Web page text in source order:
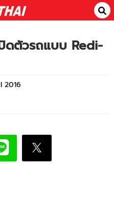
ดตัวรถแบบ Redi-
2016